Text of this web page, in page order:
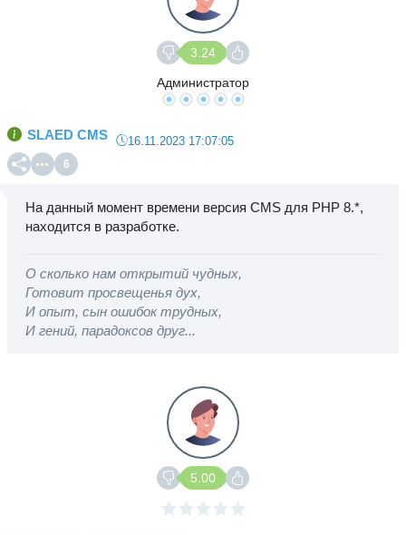
3.24
Администратор
SLAED CMS 16.11.2023 17:07:05
6
На данный момент времени версия CMS для PHP 8.*,
находится в разработке.
О сколько нам открытий чудных,
Готовит просвещенья дух,
И опыт, сын ошибок трудных,
И гений, парадоксов друг...
5.00